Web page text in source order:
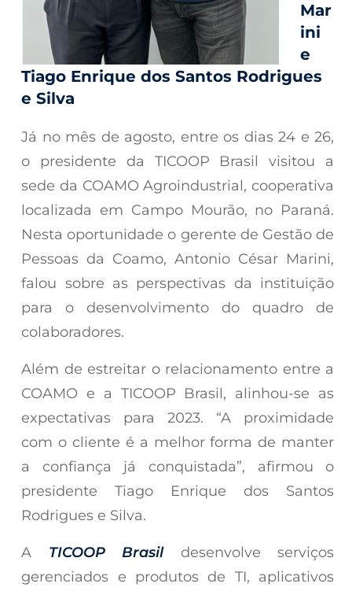
Mar
ini
e
Tiago Enrique dos Santos Rodrigues
e Silva
Já no mês de agosto, entre os dias 24 e 26,
o presidente da TICOOP Brasil visitou a
sede da COAMO Agroindustrial, cooperativa
localizada em Campo Mourão, no Paraná.
Nesta oportunidade o gerente de Gestão de
Pessoas da Coamo, Antonio César Marini,
falou sobre as perspectivas da instituição
para o desenvolvimento do quadro de
colaboradores.
Além de estreitar o relacionamento entre a
COAMO e a TICOOP Brasil, alinhou-se as
expectativas para 2023. “A proximidade
com o cliente é a melhor forma de manter
a confiança já conquistada”, afirmou o
presidente Tiago Enrique dos Santos
Rodrigues e Silva.
A TICOOP Brasildesenvolve serviços
gerenciados e produtos de TI, aplicativos